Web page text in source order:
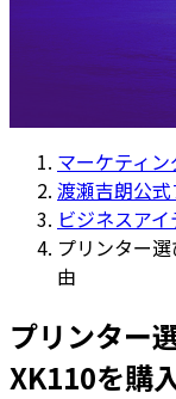
マーケティ
渡瀬吉朗公
ビジネスアイ
プリンター
由
プリンター
XK110を購